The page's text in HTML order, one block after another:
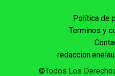
Política de
Terminos y
©Todos Los